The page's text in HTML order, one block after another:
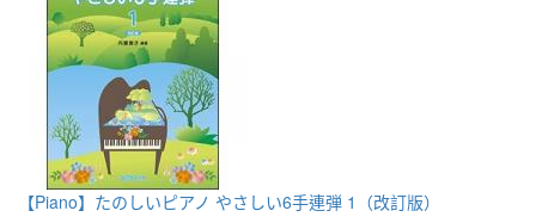
【Piano】たのしいピアノ やさしい6手連弾 1（改訂版）